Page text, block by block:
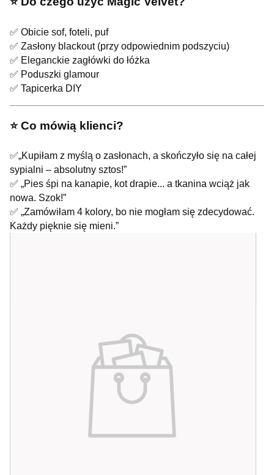
✅ Obicie sof, foteli, puf
✅ Zasłony blackout (przy odpowiednim podszyciu)
✅ Eleganckie zagłówki do łóżka
✅ Poduszki glamour
✅ Tapicerka DIY
⭐️ Co mówią klienci?
✅„Kupiłam z myślą o zasłonach, a skończyło się na całej
sypialni – absolutny sztos!”
✅ „Pies śpi na kanapie, kot drapie... a tkanina wciąż jak
nowa. Szok!”
✅ „Zamówiłam 4 kolory, bo nie mogłam się zdecydować.
Każdy pięknie się mieni.”